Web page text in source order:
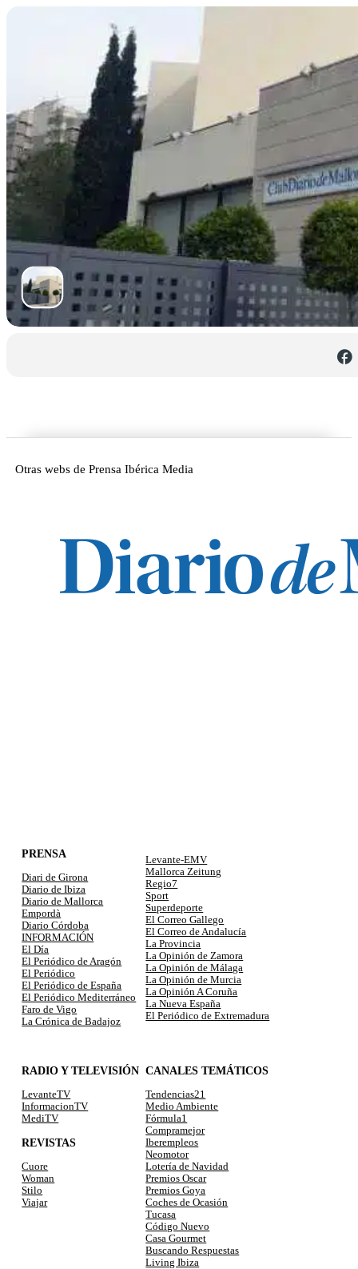
Otras webs de Prensa Ibérica Media
PRENSA
Diari de Girona
Diario de Ibiza
Diario de Mallorca
Empordà
Diario Córdoba
INFORMACIÓN
El Día
El Periódico de Aragón
El Periódico
El Periódico de España
El Periódico Mediterráneo
Faro de Vigo
La Crónica de Badajoz
Levante-EMV
Mallorca Zeitung
Regio7
Sport
Superdeporte
El Correo Gallego
El Correo de Andalucía
La Provincia
La Opinión de Zamora
La Opinión de Málaga
La Opinión de Murcia
La Opinión A Coruña
La Nueva España
El Periódico de Extremadura
RADIO Y TELEVISIÓN
LevanteTV
InformacionTV
MediTV
REVISTAS
Cuore
Woman
Stilo
Viajar
CANALES TEMÁTICOS
Tendencias21
Medio Ambiente
Fórmula1
Compramejor
Iberempleos
Neomotor
Lotería de Navidad
Premios Oscar
Premios Goya
Coches de Ocasión
Tucasa
Código Nuevo
Casa Gourmet
Buscando Respuestas
Living Ibiza